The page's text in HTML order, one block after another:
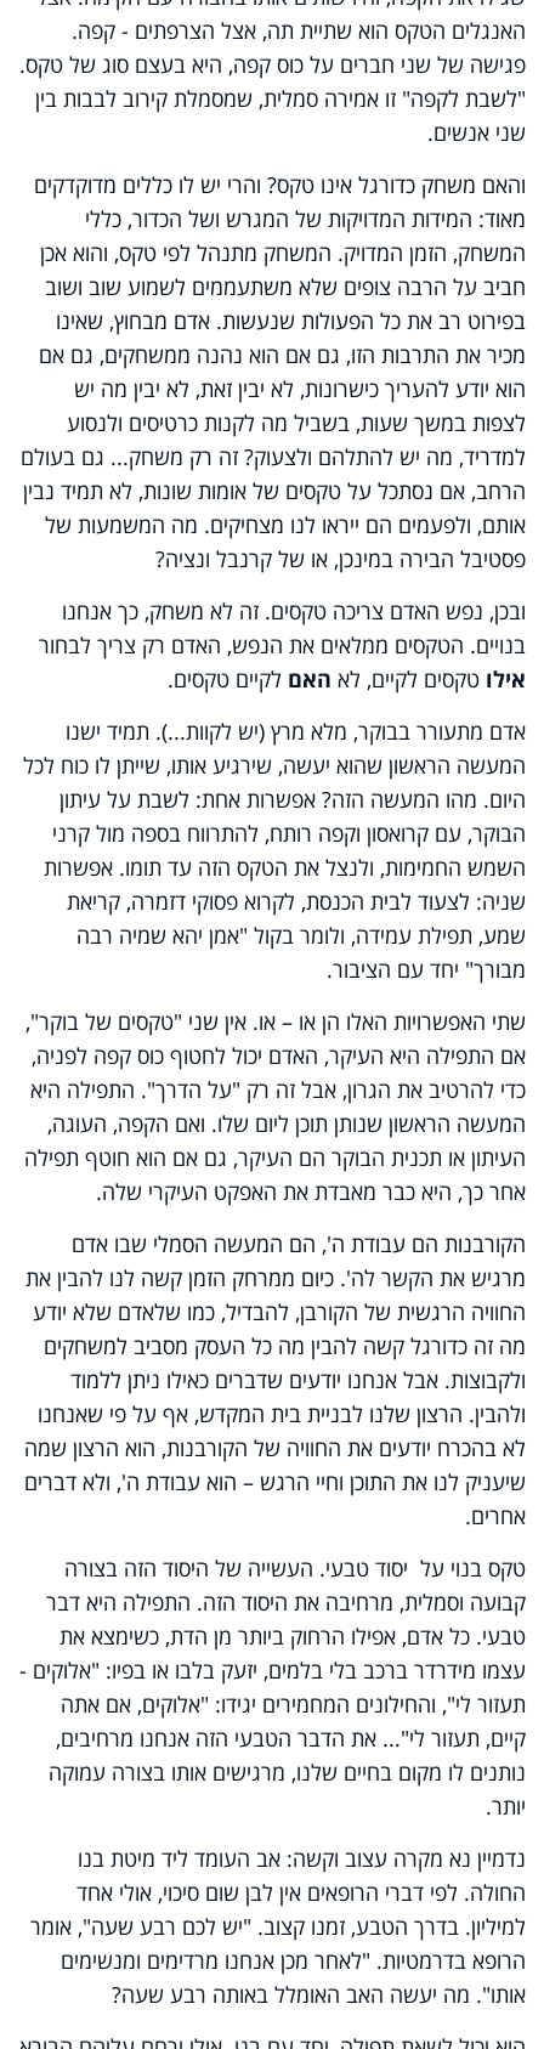
האנגלים הטקס הוא שתיית תה, אצל הצרפתים - קפה.
פגישה של שני חברים על כוס קפה, היא בעצם סוג של טקס.
"לשבת לקפה" זו אמירה סמלית, שמסמלת קירוב לבבות בין
שני אנשים.
והאם משחק כדורגל אינו טקס? והרי יש לו כללים מדוקדקים
מאוד: המידות המדויקות של המגרש ושל הכדור, כללי
המשחק, הזמן המדויק. המשחק מתנהל לפי טקס, והוא אכן
חביב על הרבה צופים שלא משתעממים לשמוע שוב ושוב
בפירוט רב את כל הפעולות שנעשות. אדם מבחוץ, שאינו
מכיר את התרבות הזו, גם אם הוא נהנה ממשחקים, גם אם
הוא יודע להעריך כישרונות, לא יבין זאת, לא יבין מה יש
לצפות במשך שעות, בשביל מה לקנות כרטיסים ולנסוע
למדריד, מה יש להתלהם ולצעוק? זה רק משחק... גם בעולם
הרחב, אם נסתכל על טקסים של אומות שונות, לא תמיד נבין
אותם, ולפעמים הם ייראו לנו מצחיקים. מה המשמעות של
פסטיבל הבירה במינכן, או של קרנבל ונציה?
ובכן, נפש האדם צריכה טקסים. זה לא משחק, כך אנחנו
בנויים. הטקסים ממלאים את הנפש, האדם רק צריך לבחור
אילו טקסים לקיים, לא האם לקיים טקסים.
אדם מתעורר בבוקר, מלא מרץ (יש לקוות...). תמיד ישנו
המעשה הראשון שהוא יעשה, שירגיע אותו, שייתן לו כוח לכל
היום. מהו המעשה הזה? אפשרות אחת: לשבת על עיתון
הבוקר, עם קרואסון וקפה רותח, להתרווח בספה מול קרני
השמש החמימות, ולנצל את הטקס הזה עד תומו. אפשרות
שניה: לצעוד לבית הכנסת, לקרוא פסוקי דזמרה, קריאת
שמע, תפילת עמידה, ולומר בקול "אמן יהא שמיה רבה
מבורך" יחד עם הציבור.
שתי האפשרויות האלו הן או – או. אין שני "טקסים של בוקר",
אם התפילה היא העיקר, האדם יכול לחטוף כוס קפה לפניה,
כדי להרטיב את הגרון, אבל זה רק "על הדרך". התפילה היא
המעשה הראשון שנותן תוכן ליום שלו. ואם הקפה, העוגה,
העיתון או תכנית הבוקר הם העיקר, גם אם הוא חוטף תפילה
אחר כך, היא כבר מאבדת את האפקט העיקרי שלה.
הקורבנות הם עבודת ה', הם המעשה הסמלי שבו אדם
מרגיש את הקשר לה'. כיום ממרחק הזמן קשה לנו להבין את
החוויה הרגשית של הקורבן, להבדיל, כמו שלאדם שלא יודע
מה זה כדורגל קשה להבין מה כל העסק מסביב למשחקים
ולקבוצות. אבל אנחנו יודעים שדברים כאילו ניתן ללמוד
ולהבין. הרצון שלנו לבניית בית המקדש, אף על פי שאנחנו
לא בהכרח יודעים את החוויה של הקורבנות, הוא הרצון שמה
שיעניק לנו את התוכן וחיי הרגש – הוא עבודת ה', ולא דברים
אחרים.
טקס בנוי על יסוד טבעי. העשייה של היסוד הזה בצורה
קבועה וסמלית, מרחיבה את היסוד הזה. התפילה היא דבר
טבעי. כל אדם, אפילו הרחוק ביותר מן הדת, כשימצא את
עצמו מידרדר ברכב בלי בלמים, יזעק בלבו או בפיו: "אלוקים -
תעזור לי", והחילונים המחמירים יגידו: "אלוקים, אם אתה
קיים, תעזור לי"... את הדבר הטבעי הזה אנחנו מרחיבים,
נותנים לו מקום בחיים שלנו, מרגישים אותו בצורה עמוקה
יותר.
נדמיין נא מקרה עצוב וקשה: אב העומד ליד מיטת בנו
החולה. לפי דברי הרופאים אין לבן שום סיכוי, אולי אחד
למיליון. בדרך הטבע, זמנו קצוב. "יש לכם רבע שעה", אומר
הרופא בדרמטיות. "לאחר מכן אנחנו מרדימים ומנשימים
אותו". מה יעשה האב האומלל באותה רבע שעה?